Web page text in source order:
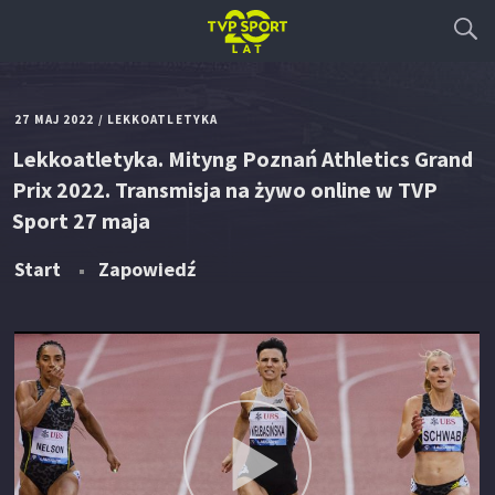
27 MAJ 2022 / LEKKOATLETYKA
Lekkoatletyka. Mityng Poznań Athletics Grand
Prix 2022. Transmisja na żywo online w TVP
Sport 27 maja
Start Zapowiedź